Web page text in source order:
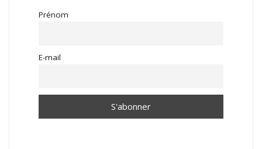
Prénom
E-mail